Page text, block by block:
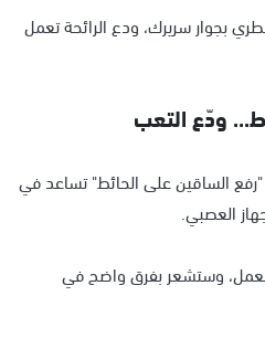
بجوار سريرك، ودع الرائحة تعمل
الساقين على الحائط" تساعد في
العصبي.
بعد العمل، وستشعر بفرق واضح في